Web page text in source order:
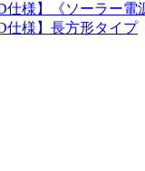
仕様】《ソーラー電
仕様】長方形タイプ